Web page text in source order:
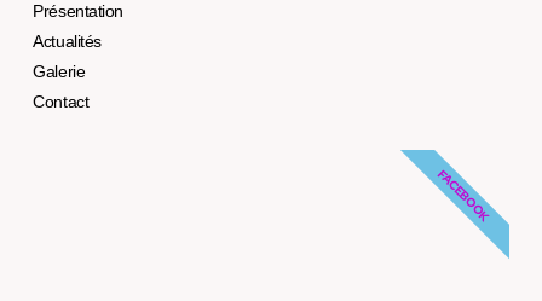
Présentation
Actualités
Galerie
Contact
FACEBOOK